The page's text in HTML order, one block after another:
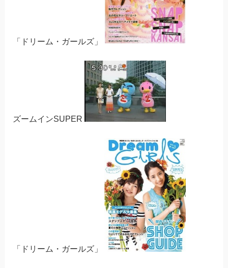
「ドリーム・ガールズ」
ズームインSUPER
「ドリーム・ガールズ」